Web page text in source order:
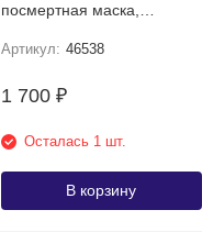
посмертная маска,
Артикул: 46538
1 700 ₽
Осталась 1 шт.
В корзину